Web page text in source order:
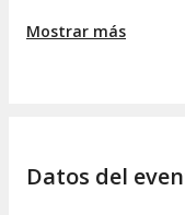
Guanajuato.
Mostrar más
Datos del